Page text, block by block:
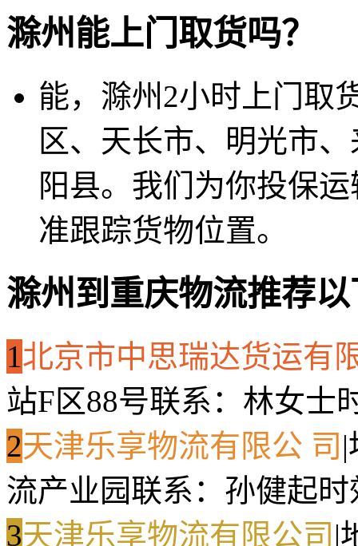
滁州能上门取货吗？
能，滁州2小时上门取
区、天长市、明光市
阳县。我们为你投保
准跟踪货物位置。
滁州到重庆物流推荐
1北京市中思瑞达货运有
站F区88号联系：林女士
2天津乐享物流有限公 司 |
流产业园联系：孙健起
3天津乐享物流有限公司 |